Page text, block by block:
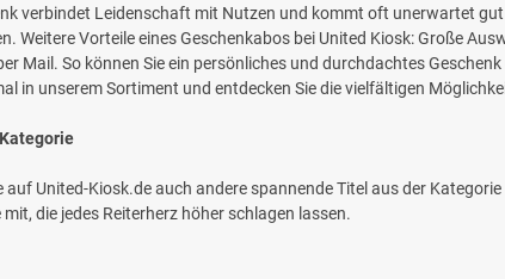
verbindet Leidenschaft mit Nutzen und kommt oft unerwartet
Weitere Vorteile eines Geschenkabos bei United Kiosk: Große
Mail. So können Sie ein persönliches und durchdachtes
in unserem Sortiment und entdecken Sie die vielfältigen
United-Kiosk.de auch andere spannende Titel aus der
die jedes Reiterherz höher schlagen lassen.